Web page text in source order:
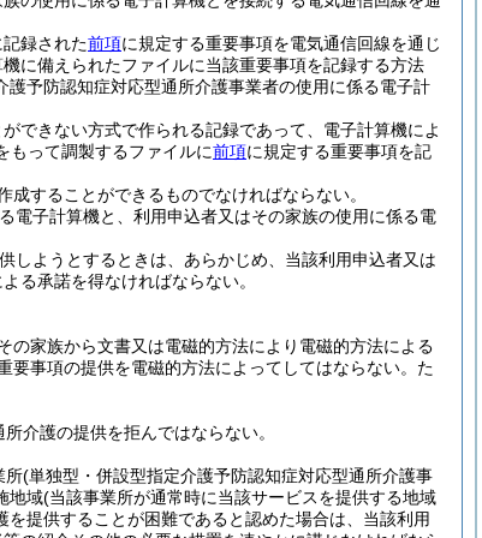
録された前項に規定する重要事項を電気通信回線を通じ
に備えられたファイルに当該重要事項を記録する方法
予防認知症対応型通所介護事業者の使用に係る電子計
できない方式で作られる記録であって、電子計算機によ
もって調製するファイルに前項に規定する重要事項を記
することができるものでなければならない。
電子計算機と、利用申込者又はその家族の使用に係る電
しようとするときは、あらかじめ、当該利用申込者又は
る承諾を得なければならない。
家族から文書又は電磁的方法により電磁的方法による
要事項の提供を電磁的方法によってしてはならない。 た
介護の提供を拒んではならない。
所(単独型・併設型指定介護予防認知症対応型通所介護事
地域(当該事業所が通常時に当該サービスを提供する地域
提供することが困難であると認めた場合は、当該利用